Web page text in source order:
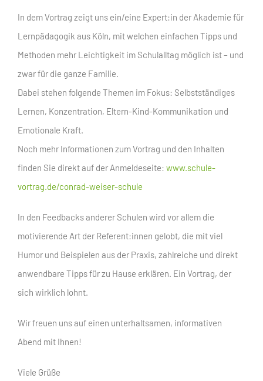
In dem Vortrag zeigt uns ein/eine Expert:in der Akademie für
Lernpädagogik aus Köln, mit welchen einfachen Tipps und
Methoden mehr Leichtigkeit im Schulalltag möglich ist – und
zwar für die ganze Familie.
Dabei stehen folgende Themen im Fokus: Selbstständiges
Lernen, Konzentration, Eltern-Kind-Kommunikation und
Emotionale Kraft.
Noch mehr Informationen zum Vortrag und den Inhalten
finden Sie direkt auf der Anmeldeseite: www.schule-
vortrag.de/conrad-weiser-schule
In den Feedbacks anderer Schulen wird vor allem die
motivierende Art der Referent:innen gelobt, die mit viel
Humor und Beispielen aus der Praxis, zahlreiche und direkt
anwendbare Tipps für zu Hause erklären. Ein Vortrag, der
sich wirklich lohnt.
Wir freuen uns auf einen unterhaltsamen, informativen
Abend mit Ihnen!
Viele Grüße